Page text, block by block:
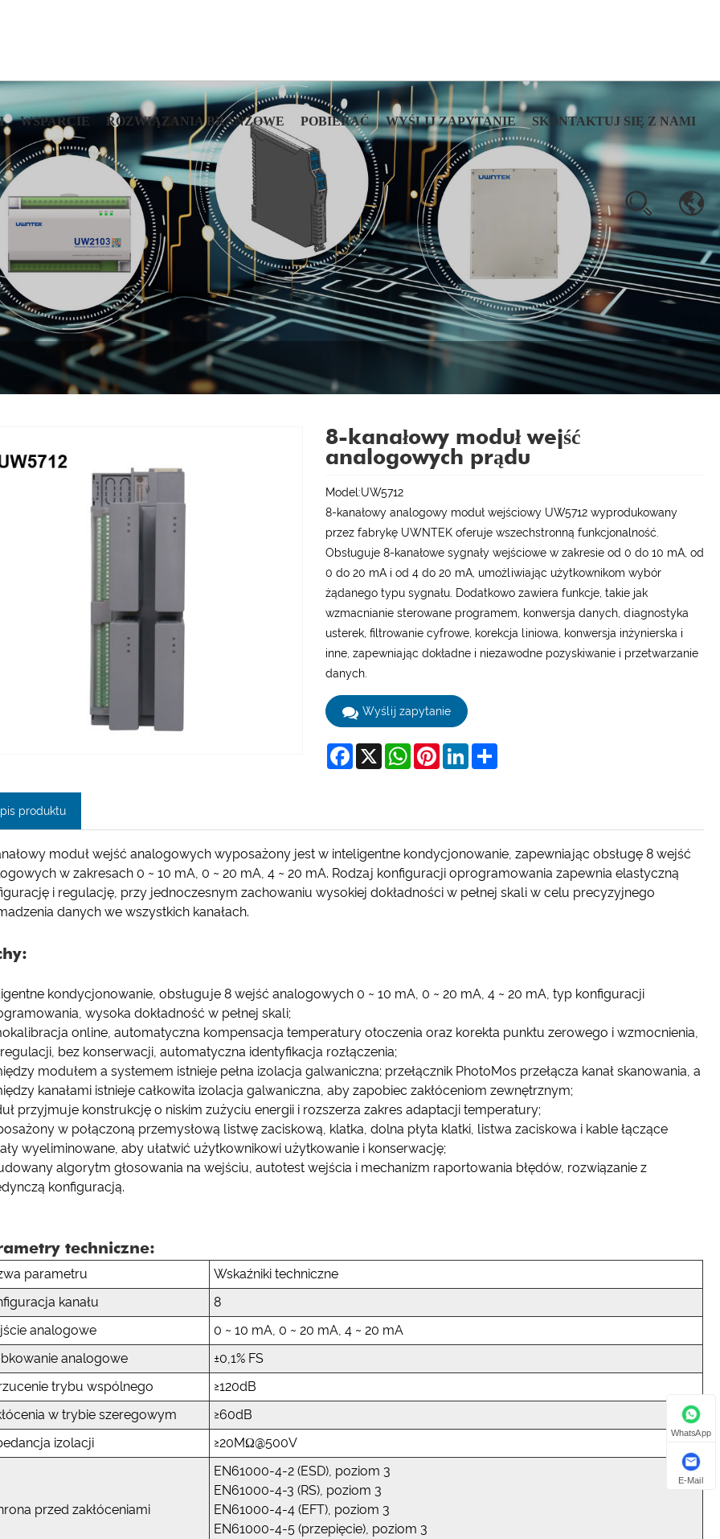
WSPARCIE ROZWIĄZANIA BRANŻOWE POBIERAĆ WYŚLIJ ZAPYTANIE SKONTAKTUJ SIĘ Z NAMI
8-kanałowy moduł wejść
analogowych prądu
Model:UW5712
8-kanałowy analogowy moduł wejściowy UW5712 wyprodukowany
przez fabrykę UWNTEK oferuje wszechstronną funkcjonalność.
Obsługuje 8-kanałowe sygnały wejściowe w zakresie od 0 do 10 mA, od
0 do 20 mA i od 4 do 20 mA, umożliwiając użytkownikom wybór
żądanego typu sygnału. Dodatkowo zawiera funkcje, takie jak
wzmacnianie sterowane programem, konwersja danych, diagnostyka
usterek, filtrowanie cyfrowe, korekcja liniowa, konwersja inżynierska i
inne, zapewniając dokładne i niezawodne pozyskiwanie i przetwarzanie
danych.
Wyślij zapytanie
Facebook
X WhatsAppPinterestLinkedInShare
produktu
moduł wejść analogowych wyposażony jest w inteligentne kondycjonowanie, zapewniając obsługę 8 wejść
w zakresach 0 ~ 10 mA, 0 ~ 20 mA, 4 ~ 20 mA. Rodzaj konfiguracji oprogramowania zapewnia elastyczną
i regulację, przy jednoczesnym zachowaniu wysokiej dokładności w pełnej skali w celu precyzyjnego
danych we wszystkich kanałach.
kondycjonowanie, obsługuje 8 wejść analogowych 0 ~ 10 mA, 0 ~ 20 mA, 4 ~ 20 mA, typ konfiguracji
wysoka dokładność w pełnej skali;
online, automatyczna kompensacja temperatury otoczenia oraz korekta punktu zerowego i wzmocnienia,
bez konserwacji, automatyczna identyfikacja rozłączenia;
modułem a systemem istnieje pełna izolacja galwaniczna; przełącznik PhotoMos przełącza kanał skanowania, a
kanałami istnieje całkowita izolacja galwaniczna, aby zapobiec zakłóceniom zewnętrznym;
przyjmuje konstrukcję o niskim zużyciu energii i rozszerza zakres adaptacji temperatury;
w połączoną przemysłową listwę zaciskową, klatka, dolna płyta klatki, listwa zaciskowa i kable łączące
wyeliminowane, aby ułatwić użytkownikowi użytkowanie i konserwację;
algorytm głosowania na wejściu, autotest wejścia i mechanizm raportowania błędów, rozwiązanie z
konfiguracją.
techniczne:
parametru
Wskaźniki techniczne
kanału
8
analogowe
0 ~ 10 mA, 0 ~ 20 mA, 4 ~ 20 mA
analogowe
±0,1% FS
trybu wspólnego
≥120dB
w trybie szeregowym
≥60dB
izolacji
≥20MΩ@500V
przed zakłóceniami
EN61000-4-2 (ESD), poziom 3
EN61000-4-3 (RS), poziom 3
EN61000-4-4 (EFT), poziom 3
EN61000-4-5 (przepięcie), poziom 3
WhatsApp
E-Mail